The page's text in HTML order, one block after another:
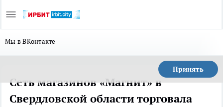
Мы в ВКонтакте
Принять
Сеть магазинов «Магнит» в
Свердловской области торговала